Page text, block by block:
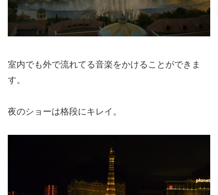
室内でも外で流れてる音楽をかけることができま
す。
夜のショーは格段にキレイ。